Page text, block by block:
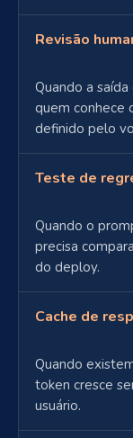
Revisão
Quando a
quem conhece
definido pelo
Teste de
Quando o
precisa
do deploy.
Cache de
Quando
token cresce
usuário.